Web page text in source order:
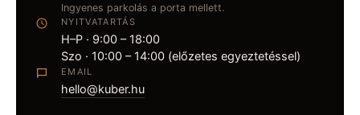
Ingyenes parkolás a porta mellett.
NYITVATARTÁS
H–P · 9:00 – 18:00
Szo · 10:00 – 14:00 (előzetes egyeztetéssel)
EMAIL
hello@kuber.hu